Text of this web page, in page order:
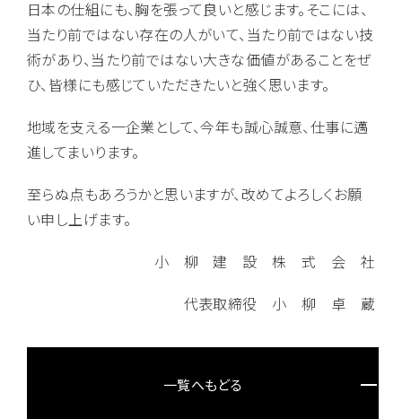
日本の仕組にも、胸を張って良いと感じます。そこには、
当たり前ではない存在の人がいて、当たり前ではない技
術があり、当たり前ではない大きな価値があることをぜ
ひ、皆様にも感じていただきたいと強く思います。
地域を支える一企業として、今年も誠心誠意、仕事に邁
進してまいります。
至らぬ点もあろうかと思いますが、改めてよろしくお願
い申し上げます。
小 柳 建 設 株 式 会 社
代表取締役 小 柳 卓 蔵
一覧へもどる